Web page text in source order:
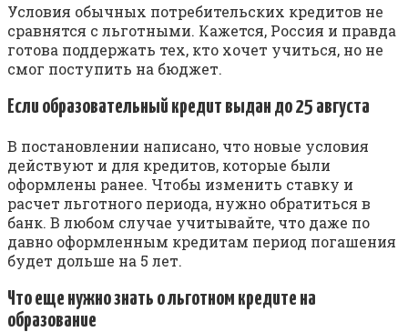
Условия обычных потребительских кредитов не
сравнятся с льготными. Кажется, Россия и правда
готова поддержать тех, кто хочет учиться, но не
смог поступить на бюджет.
Если образовательный кредит выдан до 25 августа
В постановлении написано, что новые условия
действуют и для кредитов, которые были
оформлены ранее. Чтобы изменить ставку и
расчет льготного периода, нужно обратиться в
банк. В любом случае учитывайте, что даже по
давно оформленным кредитам период погашения
будет дольше на 5 лет.
Что еще нужно знать о льготном кредите на
образование